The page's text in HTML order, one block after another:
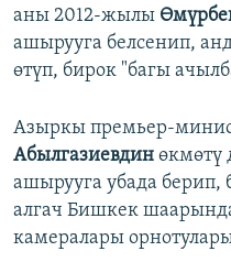
аны 2012-жылы
ашырууга белсенип,
өтүп, бирок "багы
Азыркы премьер-
Абылгазиевдин өкмөтү
ашырууга убада
алгач Бишкек
камералары